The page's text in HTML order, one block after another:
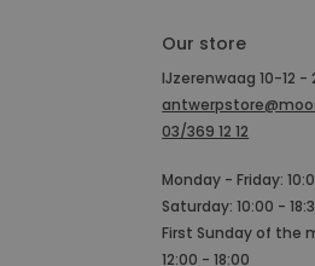
Our store
IJzerenwaag 10-12
03/369 12 12
Monday - Friday:
Saturday: 10:00 -
First Sunday of the
12:00 - 18:00